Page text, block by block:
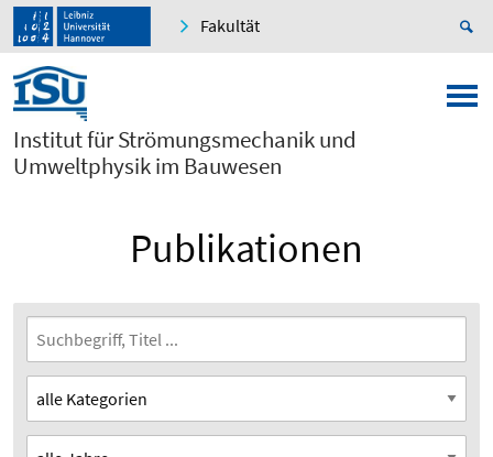
Fakultät
Institut für Strömungsmechanik und
Umweltphysik im Bauwesen
Publikationen